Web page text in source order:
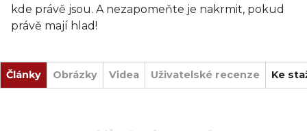
kde právě jsou. A nezapomeňte je nakrmit, pokud
právě mají hlad!
Články Obrázky Videa Uživatelské recenze Ke